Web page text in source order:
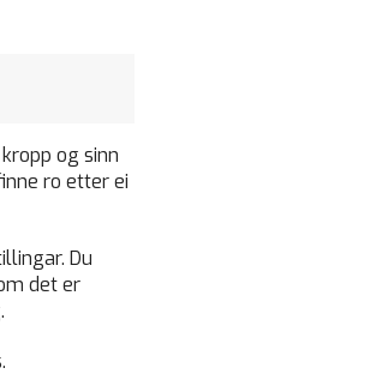
og sinn
ro etter ei
Du
det er